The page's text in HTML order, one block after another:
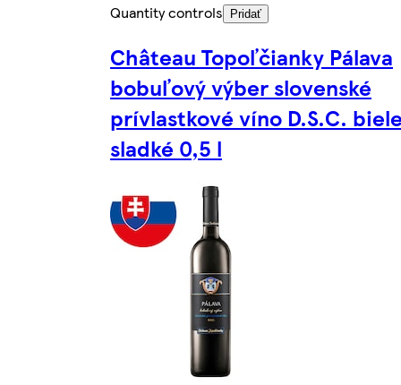
Quantity controls
Pridať
Château Topoľčianky Pálava
bobuľový výber slovenské
prívlastkové víno D.S.C.
sladké 0,5 l